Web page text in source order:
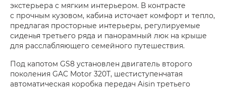
экстерьера с мягким интерьером. В контрасте
с прочным кузовом, кабина источает комфорт и тепло,
предлагая просторные интерьеры, регулируемые
сиденья третьего ряда и панорамный люк на крыше
для расслабляющего семейного путешествия.
Под капотом GS8 установлен двигатель второго
поколения GAC Motor 320T, шестиступенчатая
автоматическая коробка передач ​​Aisin третьего